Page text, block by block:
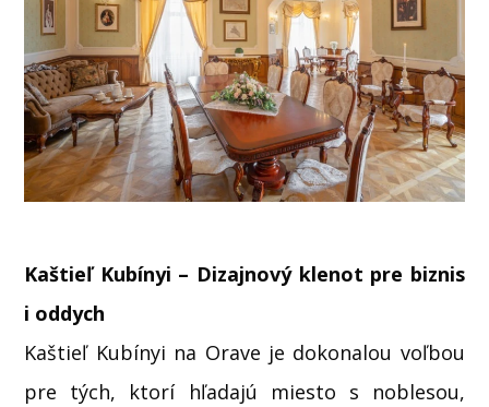
Kaštieľ Kubínyi – Dizajnový klenot pre biznis
i oddych
Kaštieľ Kubínyi na Orave je dokonalou voľbou
pre tých, ktorí hľadajú miesto s noblesou,